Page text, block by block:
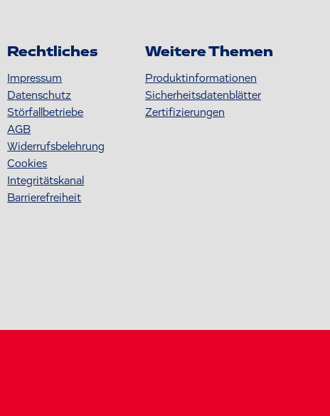
Rechtliches
Impressum
Datenschutz
Störfallbetriebe
AGB
Widerrufsbelehrung
Cookies
Integritätskanal
Barrierefreiheit
Weitere Themen
Produktinformationen
S icherheitsdatenblätter
Zertifizierungen